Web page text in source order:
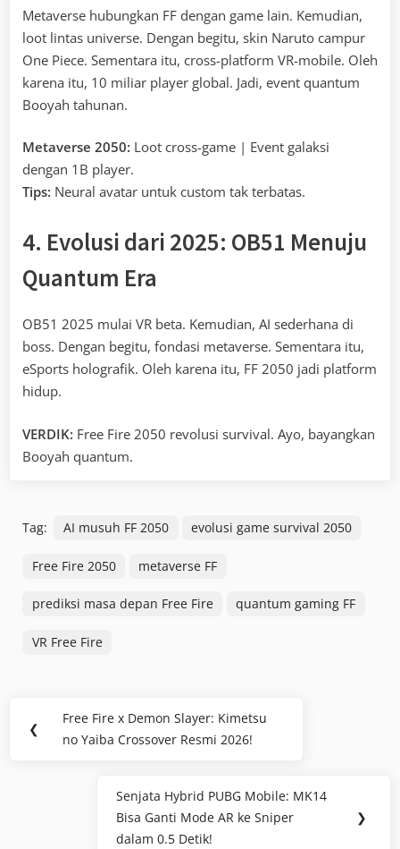
Metaverse hubungkan FF dengan game lain. Kemudian,
loot lintas universe. Dengan begitu, skin Naruto campur
One Piece. Sementara itu, cross-platform VR-mobile. Oleh
karena itu, 10 miliar player global. Jadi, event quantum
Booyah tahunan.
Metaverse 2050: Loot cross-game | Event galaksi
dengan 1B player.
Tips: Neural avatar untuk custom tak terbatas.
4. Evolusi dari 2025: OB51 Menuju
Quantum Era
OB51 2025 mulai VR beta. Kemudian, AI sederhana di
boss. Dengan begitu, fondasi metaverse. Sementara itu,
eSports holografik. Oleh karena itu, FF 2050 jadi platform
hidup.
VERDIK: Free Fire 2050 revolusi survival. Ayo, bayangkan
Booyah quantum.
Tag: AI musuh FF 2050 evolusi game survival 2050
Free Fire 2050 metaverse FF
prediksi masa depan Free Fire quantum gaming FF
VR Free Fire
Navigasi
pos
❮
Previous
Post:
Free Fire x Demon Slayer: Kimetsu
no Yaiba Crossover Resmi 2026!
Next
Post:
Senjata Hybrid PUBG Mobile: MK14
Bisa Ganti Mode AR ke Sniper
dalam 0.5 Detik!
❯